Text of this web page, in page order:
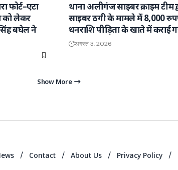
को लेकर
सिंह बघेल ने
थाना अलीगंज साइबर क्राइम टीम
साइबर ठगी के मामले में 8,000
धनराशि पीड़िता के खाते में कराई
अगस्त 3, 2026
Show More
Contact About Us Privacy Policy